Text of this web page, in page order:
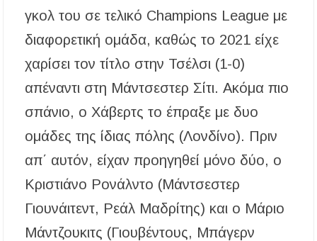
γκολ του σε τελικό Champions League με
διαφορετική ομάδα, καθώς το 2021 είχε
χαρίσει τον τίτλο στην Τσέλσι (1-0)
απέναντι στη Μάντσεστερ Σίτι. Ακόμα πιο
σπάνιο, ο Χάβερτς το έπραξε με δυο
ομάδες της ίδιας πόλης (Λονδίνο). Πριν
απ΄ αυτόν, είχαν προηγηθεί μόνο δύο, ο
Κριστιάνο Ρονάλντο (Μάντσεστερ
Γιουνάιτεντ, Ρεάλ Μαδρίτης) και ο Μάριο
Μάντζουκιτς (Γιουβέντους, Μπάγερν